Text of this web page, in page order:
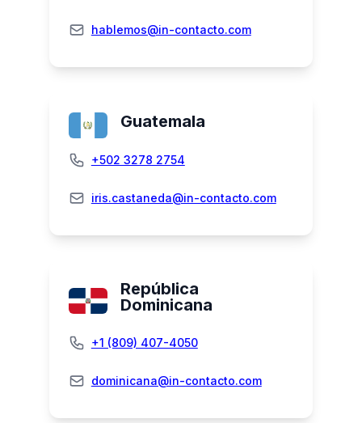
hablemos@in-contacto.com
Guatemala
+502 3278 2754
iris.castaneda@in-contacto.com
República
Dominicana
+1 (809) 407-4050
dominicana@in-contacto.com